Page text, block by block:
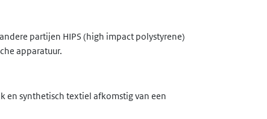
partijen HIPS (high impact polystyrene)
apparatuur.
en synthetisch textiel afkomstig van een